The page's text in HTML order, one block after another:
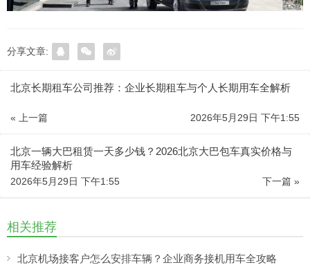
分享文章:
北京长期租车公司推荐：企业长期租车与个人长期用车全解析
« 上一篇 2026年5月29日 下午1:55
北京一辆大巴租赁一天多少钱？2026北京大巴包车真实价格与
用车经验解析
下一篇 »
2026年5月29日 下午1:55
相关推荐
北京机场接客户怎么安排车辆？企业商务接机用车全攻略